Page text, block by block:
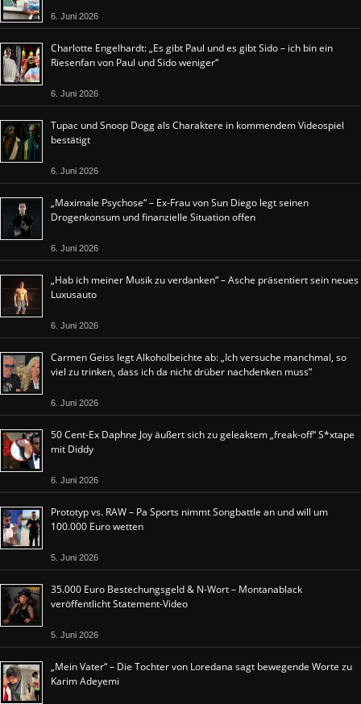
6. Juni 2026
Charlotte Engelhardt: „Es gibt Paul und es gibt Sido – ich bin ein
Riesenfan von Paul und Sido weniger“
6. Juni 2026
Tupac und Snoop Dogg als Charaktere in kommendem Videospiel
bestätigt
6. Juni 2026
„Maximale Psychose“ – Ex-Frau von Sun Diego legt seinen
Drogenkonsum und finanzielle Situation offen
6. Juni 2026
„Hab ich meiner Musik zu verdanken“ – Asche präsentiert sein neues
Luxusauto
6. Juni 2026
Carmen Geiss legt Alkoholbeichte ab: „Ich versuche manchmal, so
viel zu trinken, dass ich da nicht drüber nachdenken muss“
6. Juni 2026
50 Cent-Ex Daphne Joy äußert sich zu geleaktem „freak-off“ S*xtape
mit Diddy
6. Juni 2026
Prototyp vs. RAW – Pa Sports nimmt Songbattle an und will um
100.000 Euro wetten
5. Juni 2026
35.000 Euro Bestechungsgeld & N-Wort – Montanablack
veröffentlicht Statement-Video
5. Juni 2026
„Mein Vater“ – Die Tochter von Loredana sagt bewegende Worte zu
Karim Adeyemi